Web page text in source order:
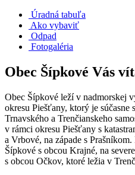
Úradná tabuľa
Ako vybaviť
Odpad
Fotogaléria
Obec Šípkové Vás
Obec Šípkové leží v nadmorskej
okresu Piešťany, ktorý je súčasne
Trnavského a Trenčianskeho
v rámci okresu Piešťany s
a Vrbové, na západe s
Šípkové s obcou Krajné, na
s obcou Očkov, ktoré ležia v